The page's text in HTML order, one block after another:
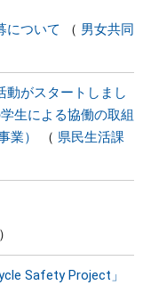
について
男女共同
動がスタートしまし
生による協働の取組
業）
県民生活課
Safety Project」